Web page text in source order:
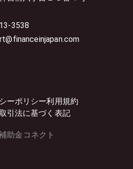
3538
ーポリシー利用規約
引法に基づく表記
助金コネクト